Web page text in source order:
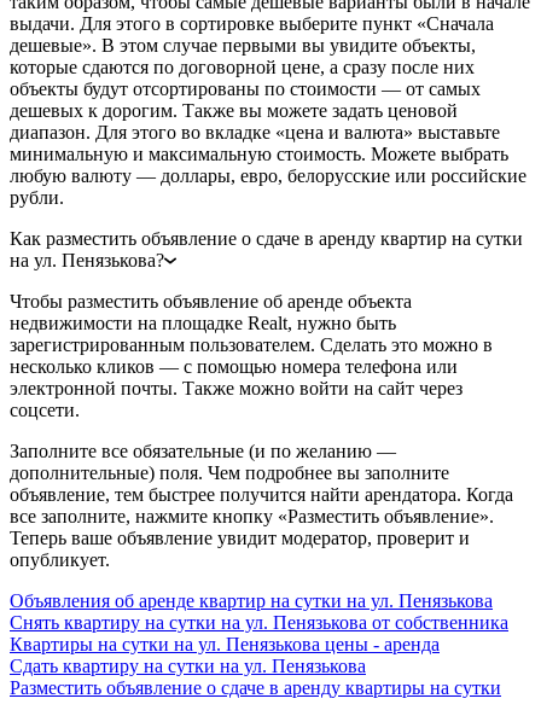
выдачи. Для этого в сортировке выберите пункт «Сначала
дешевые». В этом случае первыми вы увидите объекты,
которые сдаются по договорной цене, а сразу после них
объекты будут отсортированы по стоимости — от самых
дешевых к дорогим. Также вы можете задать ценовой
диапазон. Для этого во вкладке «цена и валюта» выставьте
минимальную и максимальную стоимость. Можете выбрать
любую валюту — доллары, евро, белорусские или российские
рубли.
Как разместить объявление о сдаче в аренду квартир на сутки
на ул. Пенязькова?
Чтобы разместить объявление об аренде объекта
недвижимости на площадке Realt, нужно быть
зарегистрированным пользователем. Сделать это можно в
несколько кликов — с помощью номера телефона или
электронной почты. Также можно войти на сайт через
соцсети.
Заполните все обязательные (и по желанию —
дополнительные) поля. Чем подробнее вы заполните
объявление, тем быстрее получится найти арендатора. Когда
все заполните, нажмите кнопку «Разместить объявление».
Теперь ваше объявление увидит модератор, проверит и
опубликует.
Объявления об аренде квартир на сутки на ул. Пенязькова
Снять квартиру на сутки на ул. Пенязькова от собственника
Квартиры на сутки на ул. Пенязькова цены - аренда
Сдать квартиру на сутки на ул. Пенязькова
Разместить объявление о сдаче в аренду квартиры на сутки